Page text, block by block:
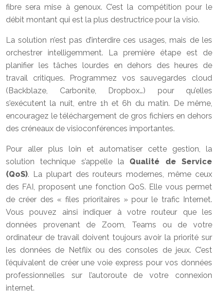
fibre sera mise à genoux. C’est la compétition pour le
débit montant qui est la plus destructrice pour la visio.
La solution n’est pas d’interdire ces usages, mais de les
orchestrer intelligemment. La première étape est de
planifier les tâches lourdes en dehors des heures de
travail critiques. Programmez vos sauvegardes cloud
(Backblaze, Carbonite, Dropbox…) pour qu’elles
s’exécutent la nuit, entre 1h et 6h du matin. De même,
encouragez le téléchargement de gros fichiers en dehors
des créneaux de visioconférences importantes.
Pour aller plus loin et automatiser cette gestion, la
solution technique s’appelle la Qualité de Service
(QoS). La plupart des routeurs modernes, même ceux
des FAI, proposent une fonction QoS. Elle vous permet
de créer des « files prioritaires » pour le trafic Internet.
Vous pouvez ainsi indiquer à votre routeur que les
données provenant de Zoom, Teams ou de votre
ordinateur de travail doivent toujours avoir la priorité sur
les données de Netflix ou des consoles de jeux. C’est
l’équivalent de créer une voie express pour vos données
professionnelles sur l’autoroute de votre connexion
internet.